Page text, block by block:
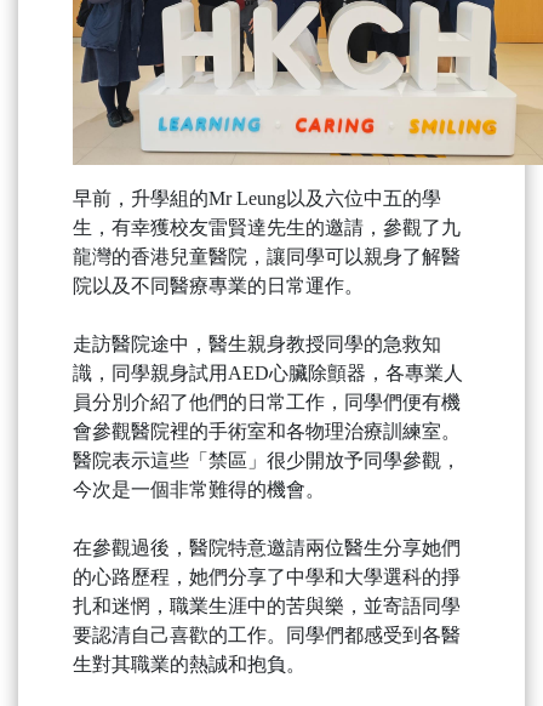
早前，升學組的Mr Leung以及六位中五的學
生，有幸獲校友雷賢達先生的邀請，參觀了九
龍灣的香港兒童醫院，讓同學可以親身了解醫
院以及不同醫療專業的日常運作。
走訪醫院途中，醫生親身教授同學的急救知
識，同學親身試用AED心臟除顫器，各專業人
員分別介紹了他們的日常工作，同學們便有機
會參觀醫院裡的手術室和各物理治療訓練室。
醫院表示這些「禁區」很少開放予同學參觀，
今次是一個非常難得的機會。
在參觀過後，醫院特意邀請兩位醫生分享她們
的心路歷程，她們分享了中學和大學選科的掙
扎和迷惘，職業生涯中的苦與樂，並寄語同學
要認清自己喜歡的工作。同學們都感受到各醫
生對其職業的熱誠和抱負。